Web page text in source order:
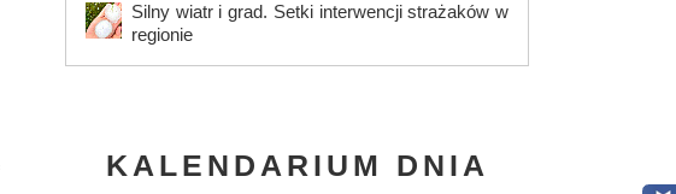
Silny wiatr i grad. Setki interwencji strażaków w
regionie
KALENDARIUM DNIA